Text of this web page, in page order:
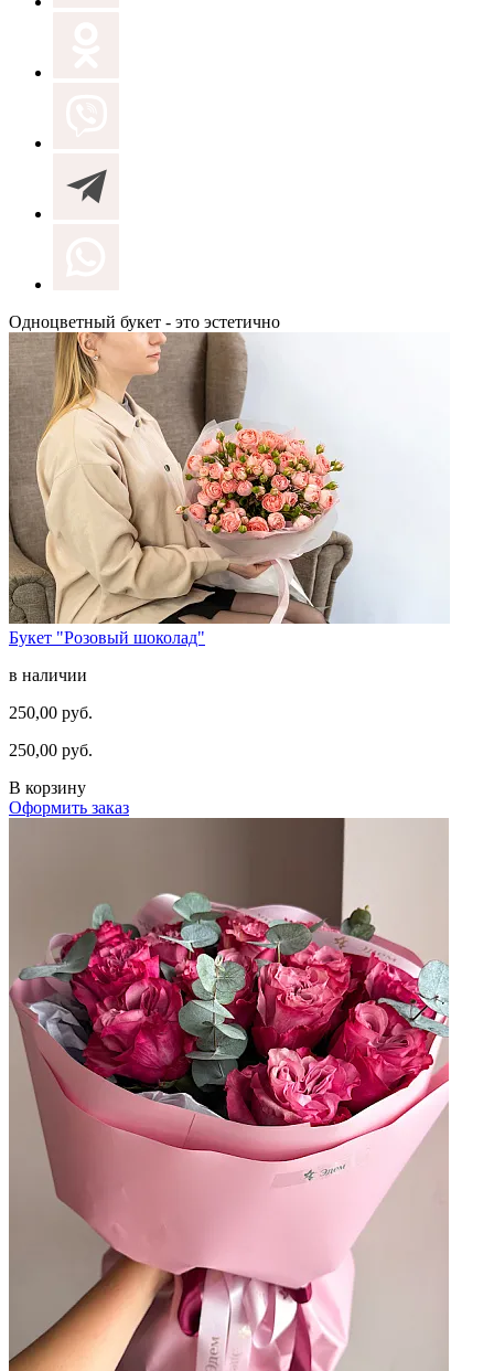
Одноцветный букет - это эстетично
Букет "Розовый шоколад"
в наличии
250,00 руб.
250,00 руб.
В корзину
Оформить заказ